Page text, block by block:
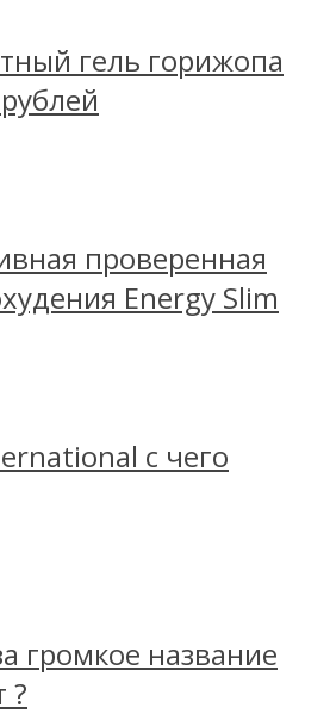
гель горижопа
проверенная
Energy Slim
с чего
громкое название
?